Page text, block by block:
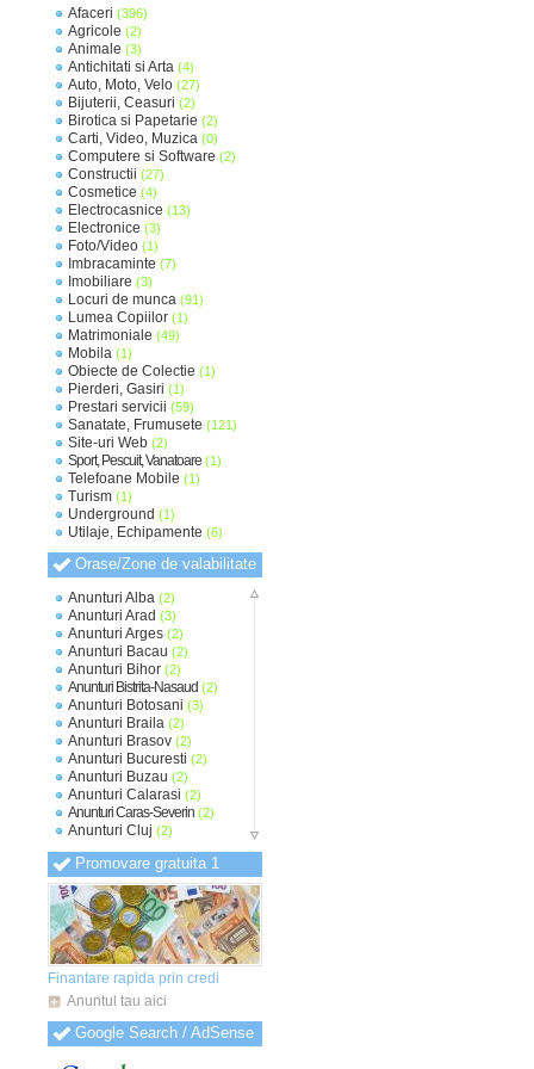
Afaceri (396)
Agricole (2)
Animale (3)
Antichitati si Arta (4)
Auto, Moto, Velo (27)
Bijuterii, Ceasuri (2)
Birotica si Papetarie (2)
Carti, Video, Muzica (0)
Computere si Software (2)
Constructii (27)
Cosmetice (4)
Electrocasnice (13)
Electronice (3)
Foto/Video (1)
Imbracaminte (7)
Imobiliare (3)
Locuri de munca (91)
Lumea Copiilor (1)
Matrimoniale (49)
Mobila (1)
Obiecte de Colectie (1)
Pierderi, Gasiri (1)
Prestari servicii (59)
Sanatate, Frumusete (121)
Site-uri Web (2)
Sport, Pescuit, Vanatoare (1)
Telefoane Mobile (1)
Turism (1)
Underground (1)
Utilaje, Echipamente (6)
Orase/Zone de valabilitate
Anunturi Alba (2)
Anunturi Arad (3)
Anunturi Arges (2)
Anunturi Bacau (2)
Anunturi Bihor (2)
Anunturi Bistrita-Nasaud (2)
Anunturi Botosani (3)
Anunturi Braila (2)
Anunturi Brasov (2)
Anunturi Bucuresti (2)
Anunturi Buzau (2)
Anunturi Calarasi (2)
Anunturi Caras-Severin (2)
Anunturi Cluj (2)
Anunturi Constanta
Anunturi Covasna(2)
Anunturi Dambovita(2)
Anunturi Dolj(2)
Anunturi Galati(2)
Anunturi Giurgiu(2)
Anunturi Gorj(2)
Anunturi Harghita (2)
Anunturi Hunedoara
Anunturi Ialomita
Anunturi Iasi(2)
Anunturi Ilfov(2)
Anunturi Maramures
Promovare gratuita 1
Finantare rapida prin credi
Anuntul tau aici
Google Search / AdSense